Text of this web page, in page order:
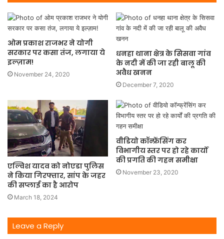
ओम प्रकाश राजभर ने योगी
सरकार पर कसा तंज, लगाया ये
इल्ज़ाम!
November 24, 2020
धनहा थाना क्षेत्र के सिसवा गांव
के नदी में की जा रही बालू की
अवैध खनन
December 7, 2020
एल्विश यादव को नोएडा पुलिस
ने किया गिरफ्तार, सांप के जहर
की सप्लाई का है आरोप
March 18, 2024
वीडियो कॉन्फ्रेंसिंग कर
विभागीय स्तर पर हो रहे कार्यों
की प्रगति की गहन समीक्षा
November 23, 2020
Leave a Reply